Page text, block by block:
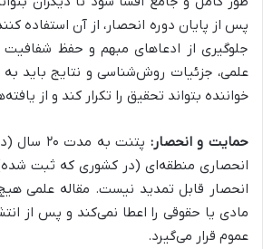
پس از پایان دوره انحصار، از آن استفاده
جلوگیری از ادعاهای مبهم و حفظ
علمی، جزئیات روش‌شناسی و نتایج باید به
خواننده بتواند تحقیق را تکرار کند و از
حمایت و انحصار:
پتنت به
انحصاری منطقه‌ای (در کشوری که ثبت
انحصار قابل تمدید نیست. مقاله علمی
مادی یا حقوقی را اعطا نمی‌کند و پس از
عموم قرار می‌گیرد.